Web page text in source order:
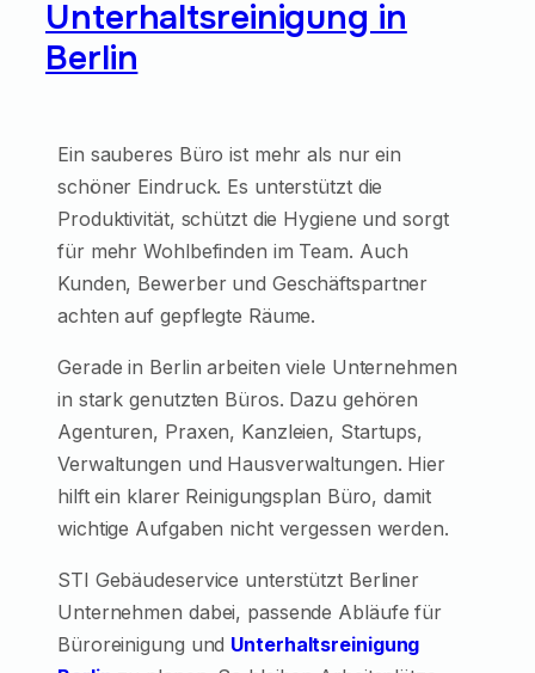
Unterhaltsreinigung in
Berlin
Ein sauberes Büro ist mehr als nur ein
schöner Eindruck. Es unterstützt die
Produktivität, schützt die Hygiene und sorgt
für mehr Wohlbefinden im Team. Auch
Kunden, Bewerber und Geschäftspartner
achten auf gepflegte Räume.
Gerade in Berlin arbeiten viele Unternehmen
in stark genutzten Büros. Dazu gehören
Agenturen, Praxen, Kanzleien, Startups,
Verwaltungen und Hausverwaltungen. Hier
hilft ein klarer Reinigungsplan Büro, damit
wichtige Aufgaben nicht vergessen werden.
STI Gebäudeservice unterstützt Berliner
Unternehmen dabei, passende Abläufe für
Büroreinigung und Unterhaltsreinigung